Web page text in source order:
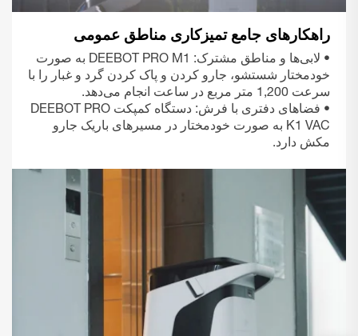
راهکارهای جامع تمیزکاری مناطق عمومی
• لابی‌ها و مناطق مشترک: DEEBOT PRO M1 به صورت
خودمختار شستشو، جارو کردن و پاک کردن گرد و غبار را با
سرعت 1,200 متر مربع در ساعت انجام می‌دهد.
• فضاهای دفتری با فرش: دستگاه کمپکت DEEBOT PRO
K1 VAC به صورت خودمختار در مسیرهای باریک جارو
مکش دارد.